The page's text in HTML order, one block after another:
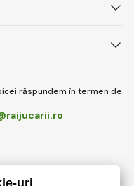
răspundem în termen de